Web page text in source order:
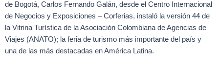
de Bogotá, Carlos Fernando Galán, desde el Centro Internacional
de Negocios y Exposiciones – Corferias, instaló la versión 44 de
la Vitrina Turística de la Asociación Colombiana de Agencias de
Viajes (ANATO); la feria de turismo más importante del país y
una de las más destacadas en América Latina.